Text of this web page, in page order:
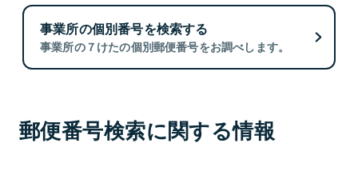
事業所の個別番号を検索する
事業所の７けたの個別郵便番号をお調べします。
郵便番号検索に関する情報